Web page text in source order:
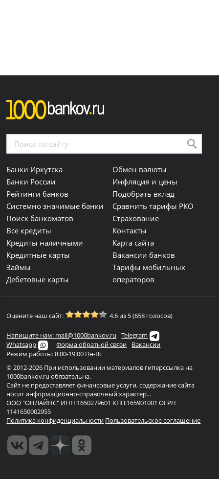
Банки Иркутска
Банки России
Рейтинги банков
Системно значимые банки
Поиск банкоматов
Все кредиты
Кредиты наличными
Кредитные карты
Займы
Дебетовые карты
Обмен валюты
Инфляция и цены
Подобрать вклад
Сравнить тарифы РКО
Страхование
Контакты
Карта сайта
Вакансии банков
Тарифы мобильных
операторов
Оцените наш сайт: 4.6 из 5 (658 голосов)
Напишите нам: mail@1000bankov.ru
Telegram
Whatsapp
Форма обратной связи
Вакансии
Режим работы: 8:00-19:00 Пн-Вс
© 2012-2026 При использовании материалов гиперссылка на
1000bankov.ru обязательна.
Сайт не предоставляет финансовые услуги, содержание сайта
носит информационно-справочный характер...
ООО "ОНЛАЙНС" ИНН:1650279601 КПП:165901001 ОГРН
1141650002955
Политика конфиденциальности Пользовательское соглашение